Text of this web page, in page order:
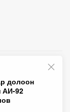
долоон
АИ-92
хамгаалагдсан